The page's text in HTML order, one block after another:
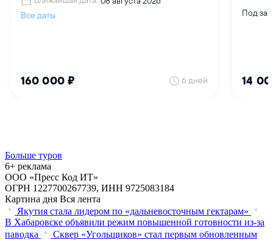
Больше туров
6+ реклама
ООО «Пресс Код ИТ»
ОГРН 1227700267739, ИНН 9725083184
Картина дня Вся лента
Якутия стала лидером по «дальневосточным гектарам»
В Хабаровске объявили режим повышенной готовности из‑за
паводка
Сквер «Угольщиков» стал первым обновленным